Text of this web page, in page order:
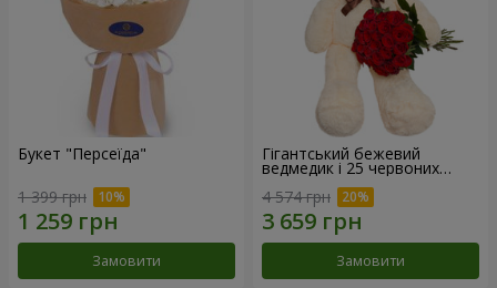
Букет "Персеїда"
1 399 грн
Замовити
Гігантський бежевий
ведмедик і 25 червоних
троянд
4 574 грн
Замовити